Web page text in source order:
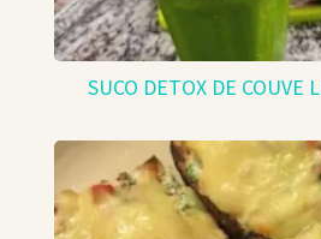
SUCO DETOX DE COUVE